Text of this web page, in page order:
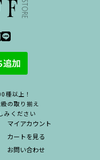
種以上！
の取り揃え
みください
マイアカウント
カートを見る
お問い合わせ